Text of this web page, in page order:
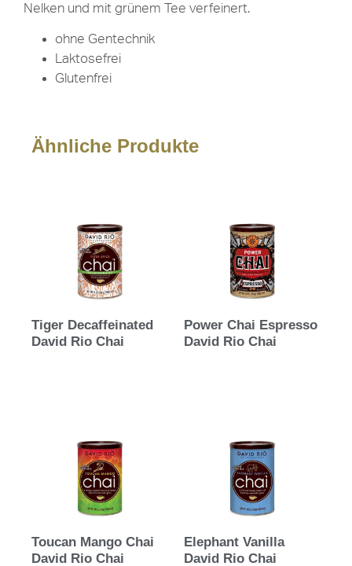
Nelken und mit grünem Tee verfeinert.
ohne Gentechnik
Laktosefrei
Glutenfrei
Ähnliche Produkte
Tiger Decaffeinated
David Rio Chai
Power Chai Espresso
David Rio Chai
Toucan Mango Chai
David Rio Chai
Elephant Vanilla
David Rio Chai